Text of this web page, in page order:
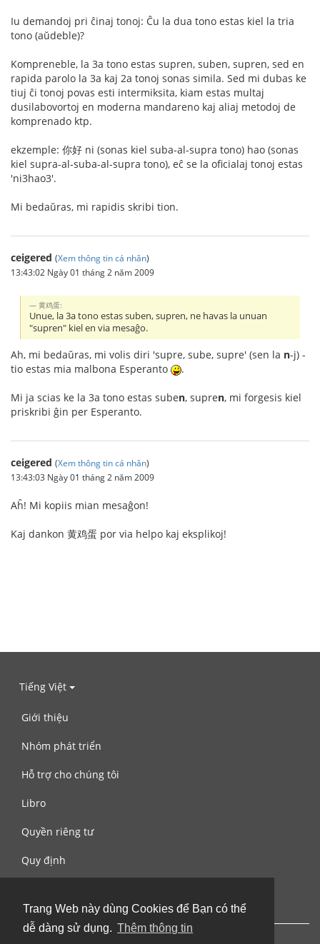
Trang Web này dùng Cookies để Bạn có thể
dễ dàng sử dụng. Thêm thông tin
Iu demandoj pri ĉinaj tonoj: Ĉu la dua tono estas kiel la tria
tono (aŭdeble)?
Kompreneble, la 3a tono estas supren, suben, supren, sed en
rapida parolo la 3a kaj 2a tonoj sonas simila. Sed mi dubas ke
tiuj ĉi tonoj povas esti intermiksita, kiam estas multaj
dusilabovortoj en moderna mandareno kaj aliaj metodoj de
komprenado ktp.
ekzemple: 你好 ni (sonas kiel suba-al-supra tono) hao (sonas
kiel supra-al-suba-al-supra tono), eĉ se la oficialaj tonoj estas
'ni3hao3'.
Mi bedaŭras, mi rapidis skribi tion.
ceigered (Xem thông tin cá nhân)
13:43:02 Ngày 01 tháng 2 năm 2009
黄鸡蛋:
Unue, la 3a tono estas suben, supren, ne havas la unuan
"supren" kiel en via mesaĝo.
Ah, mi bedaŭras, mi volis diri 'supre, sube, supre' (sen la n-j) -
tio estas mia malbona Esperanto
.
Mi ja scias ke la 3a tono estas suben, supren, mi forgesis kiel
priskribi ĝin per Esperanto.
ceigered (Xem thông tin cá nhân)
13:43:03 Ngày 01 tháng 2 năm 2009
Aĥ! Mi kopiis mian mesaĝon!
Kaj dankon 黄鸡蛋 por via helpo kaj eksplikoj!
Tiếng Việt
Giới thiệu
Nhóm phát triển
Hỗ trợ cho chúng tôi
Libro
Quyền riêng tư
Quy định